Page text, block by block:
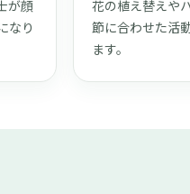
が顔
なり
花の植え替えや
節に合わせた活
ます。